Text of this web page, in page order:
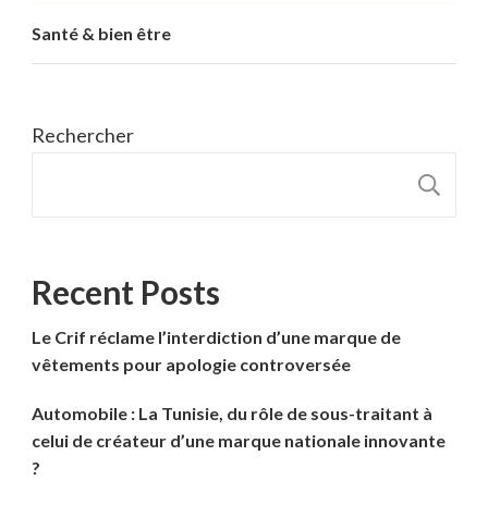
Santé & bien être
Rechercher
Recent Posts
Le Crif réclame l’interdiction d’une marque de
vêtements pour apologie controversée
Automobile : La Tunisie, du rôle de sous-traitant à
celui de créateur d’une marque nationale innovante
?